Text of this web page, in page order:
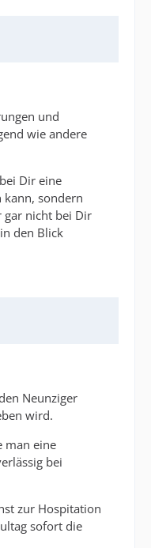
und
wie andere
Dir eine
kann, sondern
gar nicht bei Dir
den Blick
Neunziger
wird.
man eine
bei
zur Hospitation
sofort die